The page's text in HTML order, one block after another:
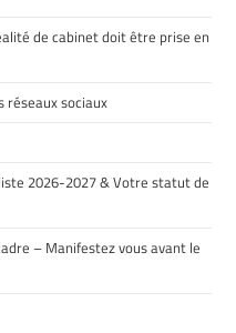
de cabinet doit être prise en
réseaux sociaux
2026-2027 & Votre statut de
– Manifestez vous avant le